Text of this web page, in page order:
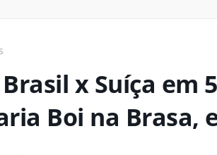
x Suíça em
Boi na Brasa,